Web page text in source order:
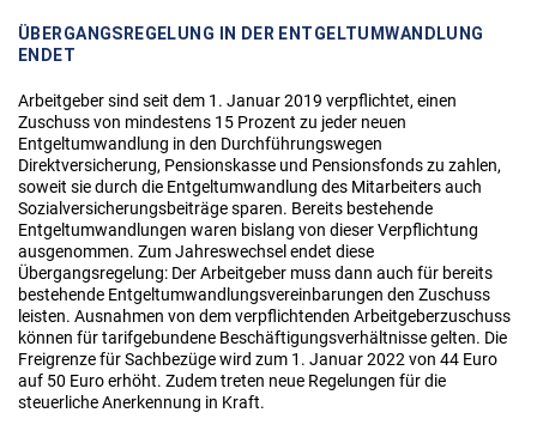
ÜBERGANGSREGELUNG IN DER ENTGELTUMWANDLUNG
ENDET
Arbeitgeber sind seit dem 1. Januar 2019 verpflichtet, einen
Zuschuss von mindestens 15 Prozent zu jeder neuen
Entgeltumwandlung in den Durchführungswegen
Direktversicherung, Pensionskasse und Pensionsfonds zu zahlen,
soweit sie durch die Entgeltumwandlung des Mitarbeiters auch
Sozialversicherungsbeiträge sparen. Bereits bestehende
Entgeltumwandlungen waren bislang von dieser Verpflichtung
ausgenommen. Zum Jahreswechsel endet diese
Übergangsregelung: Der Arbeitgeber muss dann auch für bereits
bestehende Entgeltumwandlungsvereinbarungen den Zuschuss
leisten. Ausnahmen von dem verpflichtenden Arbeitgeberzuschuss
können für tarifgebundene Beschäftigungsverhältnisse gelten. Die
Freigrenze für Sachbezüge wird zum 1. Januar 2022 von 44 Euro
auf 50 Euro erhöht. Zudem treten neue Regelungen für die
steuerliche Anerkennung in Kraft.